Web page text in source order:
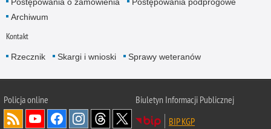
Archiwum
Kontakt
Rzecznik Skargi i wnioski Sprawy weteranów
Policjaonline
Biuletyn Informacji Publicznej
BIP KGP